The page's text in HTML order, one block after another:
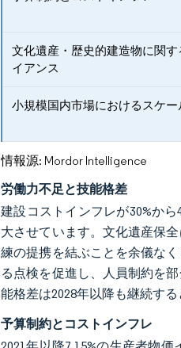
文化遺産・歴史的建造物に関
イアンス
小規模国内市場におけるスケ
情報源: Mordor Intelligence
労働力不足と技能格差
建設コストインフレが30%か
大させています。文化遺産保
練の提携を結ぶことを余儀な
る点検を促進し、人員制約を
能格差は2028年以降も継続す
予算制約とコストインフレ